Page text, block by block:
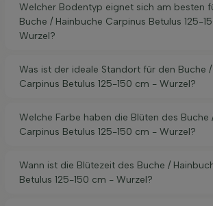
Welcher Bodentyp eignet sich am besten
Buche / Hainbuche Carpinus Betulus 125-
Wurzel?
Was ist der ideale Standort für den Buche
Carpinus Betulus 125-150 cm - Wurzel?
Welche Farbe haben die Blüten des Buche
Carpinus Betulus 125-150 cm - Wurzel?
Wann ist die Blütezeit des Buche /
Betulus 125-150 cm - Wurzel?